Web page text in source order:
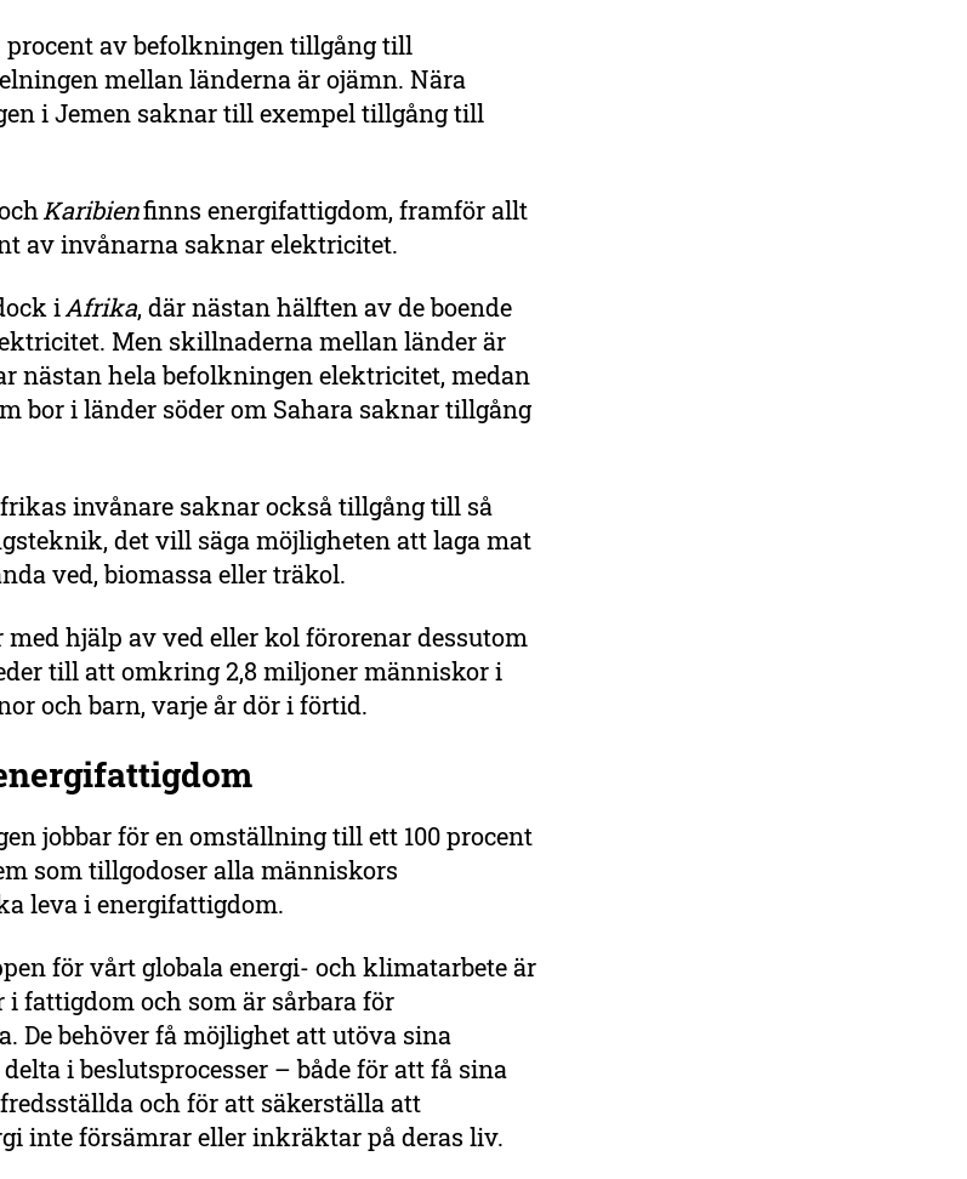
procent av befolkningen tillgång till
mellan länderna är ojämn. Nära
i Jemen saknar till exempel tillgång till
Karibienfinns energifattigdom, framför allt
av invånarna saknar elektricitet.
iAfrika, där nästan hälften av de boende
Men skillnaderna mellan länder är
nästan hela befolkningen elektricitet, medan
bor i länder söder om Sahara saknar tillgång
invånare saknar också tillgång till så
det vill säga möjligheten att laga mat
ved, biomassa eller träkol.
hjälp av ved eller kol förorenar dessutom
till att omkring 2,8 miljoner människor i
och barn, varje år dör i förtid.
jobbar för en omställning till ett 100 procent
som tillgodoser alla människors
leva i energifattigdom.
för vårt globala energi- och klimatarbete är
fattigdom och som är sårbara för
De behöver få möjlighet att utöva sina
i beslutsprocesser – både för att få sina
och för att säkerställa att
inte försämrar eller inkräktar på deras liv.